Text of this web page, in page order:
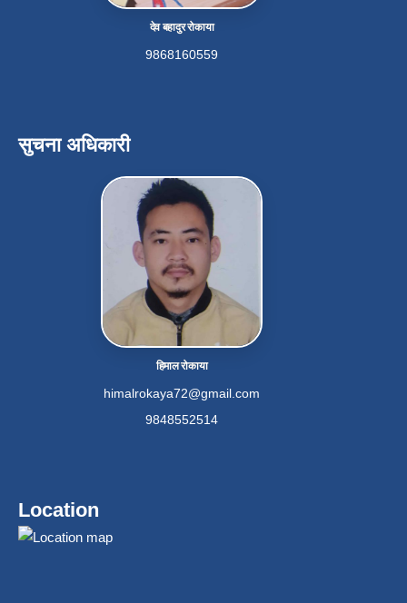
देव बहादुर रोकाया
9868160559
सुचना अधिकारी
हिमाल रोकाया
himalrokaya72@gmail.com
9848552514
Location